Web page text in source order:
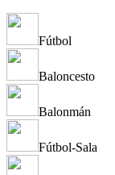
Fútbol
Baloncesto
Balonmán
Fútbol-Sala